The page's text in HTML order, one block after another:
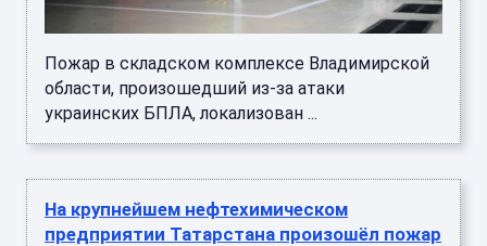
Пожар в складском комплексе Владимирской
области, произошедший из-за атаки
украинских БПЛА, локализован ...
На крупнейшем нефтехимическом
предприятии Татарстана произошёл пожар